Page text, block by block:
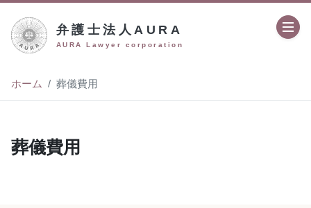
弁護士法人AURA
AURA Lawyer corporation
ホーム 葬儀費用
葬儀費用